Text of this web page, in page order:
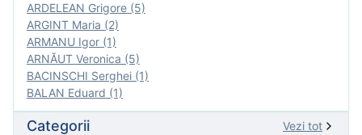
ARDELEAN Grigore (5)
ARGINT Maria (2)
ARMANU Igor (1)
ARNĂUT Veronica (5)
BACINSCHI Serghei (1)
BALAN Eduard (1)
Categorii Vezi tot